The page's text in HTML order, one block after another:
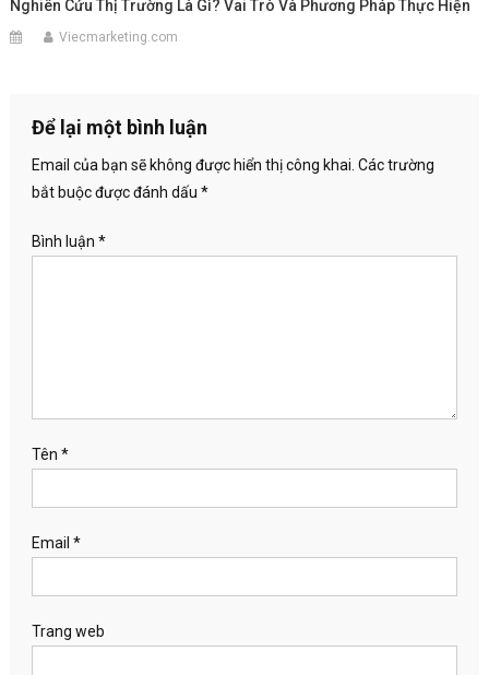
Nghiên Cứu Thị Trường Là Gì? Vai Trò Và Phương Pháp Thực Hiện
Viecmarketing.com
Để lại một bình luận
Email của bạn sẽ không được hiển thị công khai. Các trường
bắt buộc được đánh dấu *
Bình luận *
Tên *
Email *
Trang web